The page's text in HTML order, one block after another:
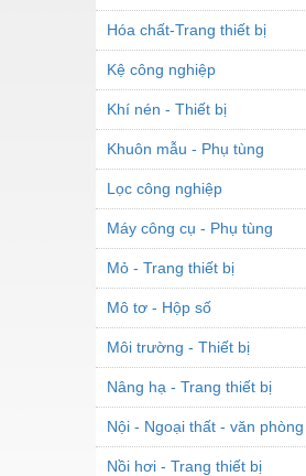
Hóa chất-Trang thiết bị
Kệ công nghiệp
Khí nén - Thiết bị
Khuôn mẫu - Phụ tùng
Lọc công nghiệp
Máy công cụ - Phụ tùng
Mỏ - Trang thiết bị
Mô tơ - Hộp số
Môi trường - Thiết bị
Nâng hạ - Trang thiết bị
Nội - Ngoại thất - văn phòng
Nồi hơi - Trang thiết bị